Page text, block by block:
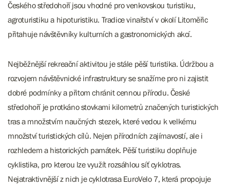
Českého středohoří jsou vhodné pro venkovskou turistiku,
agroturistiku a hipoturistiku. Tradice vinařství v okolí Litoměřic
přitahuje návštěvníky kulturních a gastronomických akcí.
Nejběžnější rekreační aktivitou je stále pěší turistika. Údržbou a
rozvojem návštěvnické infrastruktury se snažíme pro ni zajistit
dobré podmínky a přitom chránit cennou přírodu. České
středohoří je protkáno stovkami kilometrů značených turistických
tras a množstvím naučných stezek, které vedou k velkému
množství turistických cílů. Nejen přírodních zajímavostí, ale i
rozhledem a historických památek. Pěší turistiku doplňuje
cyklistika, pro kterou lze využít rozsáhlou síť cyklotras.
Nejatraktivnější z nich je cyklotrasa EuroVelo 7, která propojuje